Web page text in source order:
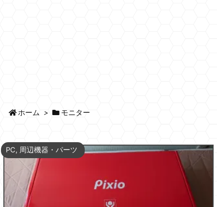
ホーム > モニター
PC, 周辺機器・パーツ